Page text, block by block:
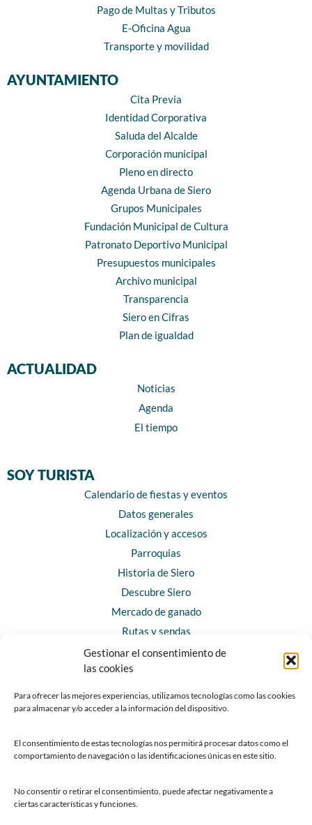
Gestionar el consentimiento de
las cookies
Para ofrecer las mejores experiencias, utilizamos tecnologías como las cookies
para almacenar y/o acceder a la información del dispositivo.
El consentimiento de estas tecnologías nos permitirá procesar datos como el
comportamiento de navegación o las identificaciones únicas en este sitio.
No consentir o retirar el consentimiento, puede afectar negativamente a
ciertas características y funciones.
Pago de Multas y Tributos
E-Oficina Agua
Transporte y movilidad
AYUNTAMIENTO
Cita Previa
Identidad Corporativa
Saluda del Alcalde
Corporación municipal
Pleno en directo
Agenda Urbana de Siero
Grupos Municipales
Fundación Municipal de Cultura
Patronato Deportivo Municipal
Presupuestos municipales
Archivo municipal
Transparencia
Siero en Cifras
Plan de igualdad
ACTUALIDAD
Noticias
Agenda
El tiempo
SOY TURISTA
Calendario de fiestas y eventos
Datos generales
Localización y accesos
Parroquias
Historia de Siero
Descubre Siero
Mercado de ganado
Rutas y sendas
Horarios y contacto
Teléfonos de interés
Chatbot Siero
SEDES ELECTRÓNICAS
Sede del Ayuntamiento de Siero